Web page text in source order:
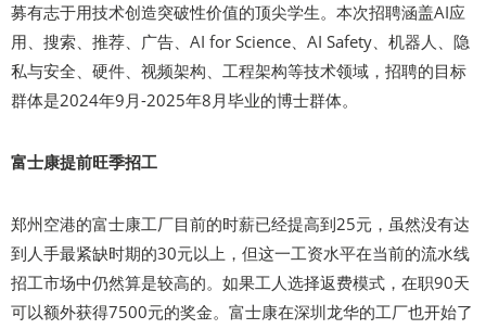
募有志于用技术创造突破性价值的顶尖学生。本次招聘涵盖AI应
用、搜索、推荐、广告、AI for Science、AI Safety、机器人、隐
私与安全、硬件、视频架构、工程架构等技术领域，招聘的目标
群体是2024年9月-2025年8月毕业的博士群体。
富士康提前旺季招工
郑州空港的富士康工厂目前的时薪已经提高到25元，虽然没有达
到人手最紧缺时期的30元以上，但这一工资水平在当前的流水线
招工市场中仍然算是较高的。如果工人选择返费模式，在职90天
可以额外获得7500元的奖金。富士康在深圳龙华的工厂也开始了